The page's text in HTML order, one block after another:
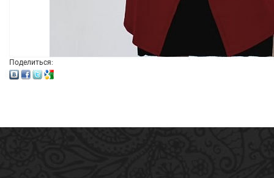
Поделиться: